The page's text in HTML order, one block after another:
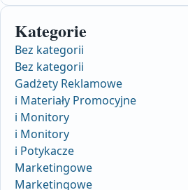
Kategorie
Bez kategorii
Bez kategorii
Gadżety Reklamowe
i Materiały Promocyjne
i Monitory
i Monitory
i Potykacze
Marketingowe
Marketingowe